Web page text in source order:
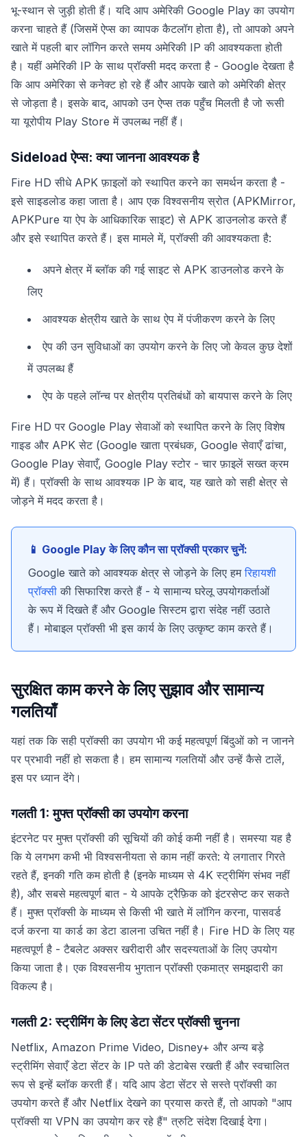
भू-स्थान से जुड़ी होती हैं। यदि आप अमेरिकी Google Play का उपयोग
करना चाहते हैं (जिसमें ऐप्स का व्यापक कैटलॉग होता है), तो आपको अपने
खाते में पहली बार लॉगिन करते समय अमेरिकी IP की आवश्यकता होती
है। यहीं अमेरिकी IP के साथ प्रॉक्सी मदद करता है - Google देखता है
कि आप अमेरिका से कनेक्ट हो रहे हैं और आपके खाते को अमेरिकी क्षेत्र
से जोड़ता है। इसके बाद, आपको उन ऐप्स तक पहुँच मिलती है जो रूसी
या यूरोपीय Play Store में उपलब्ध नहीं हैं।
Sideload ऐप्स: क्या जानना आवश्यक है
Fire HD सीधे APK फ़ाइलों को स्थापित करने का समर्थन करता है -
इसे साइडलोड कहा जाता है। आप एक विश्वसनीय स्रोत (APKMirror,
APKPure या ऐप के आधिकारिक साइट) से APK डाउनलोड करते हैं
और इसे स्थापित करते हैं। इस मामले में, प्रॉक्सी की आवश्यकता है:
अपने क्षेत्र में ब्लॉक की गई साइट से APK डाउनलोड करने के
लिए
आवश्यक क्षेत्रीय खाते के साथ ऐप में पंजीकरण करने के लिए
ऐप की उन सुविधाओं का उपयोग करने के लिए जो केवल कुछ देशों
में उपलब्ध हैं
ऐप के पहले लॉन्च पर क्षेत्रीय प्रतिबंधों को बायपास करने के लिए
Fire HD पर Google Play सेवाओं को स्थापित करने के लिए विशेष
गाइड और APK सेट (Google खाता प्रबंधक, Google सेवाएँ ढांचा,
Google Play सेवाएँ, Google Play स्टोर - चार फ़ाइलें सख्त क्रम
में) हैं। प्रॉक्सी के साथ आवश्यक IP के बाद, यह खाते को सही क्षेत्र से
जोड़ने में मदद करता है।
📱 Google Play के लिए कौन सा प्रॉक्सी प्रकार चुनें:
Google खाते को आवश्यक क्षेत्र से जोड़ने के लिए हमरिहायशी
प्रॉक्सी की सिफारिश करते हैं - ये सामान्य घरेलू उपयोगकर्ताओं
के रूप में दिखते हैं और Google सिस्टम द्वारा संदेह नहीं उठाते
हैं। मोबाइल प्रॉक्सी भी इस कार्य के लिए उत्कृष्ट काम करते हैं।
सुरक्षित काम करने के लिए सुझाव और सामान्य
गलतियाँ
यहां तक कि सही प्रॉक्सी का उपयोग भी कई महत्वपूर्ण बिंदुओं को न जानने
पर प्रभावी नहीं हो सकता है। हम सामान्य गलतियों और उन्हें कैसे टालें,
इस पर ध्यान देंगे।
गलती 1: मुफ्त प्रॉक्सी का उपयोग करना
इंटरनेट पर मुफ्त प्रॉक्सी की सूचियों की कोई कमी नहीं है। समस्या यह है
कि ये लगभग कभी भी विश्वसनीयता से काम नहीं करते: ये लगातार गिरते
रहते हैं, इनकी गति कम होती है (इनके माध्यम से 4K स्ट्रीमिंग संभव नहीं
है), और सबसे महत्वपूर्ण बात - ये आपके ट्रैफ़िक को इंटरसेप्ट कर सकते
हैं। मुफ्त प्रॉक्सी के माध्यम से किसी भी खाते में लॉगिन करना, पासवर्ड
दर्ज करना या कार्ड का डेटा डालना उचित नहीं है। Fire HD के लिए यह
महत्वपूर्ण है - टैबलेट अक्सर खरीदारी और सदस्यताओं के लिए उपयोग
किया जाता है। एक विश्वसनीय भुगतान प्रॉक्सी एकमात्र समझदारी का
विकल्प है।
गलती 2: स्ट्रीमिंग के लिए डेटा सेंटर प्रॉक्सी चुनना
Netflix, Amazon Prime Video, Disney+ और अन्य बड़े
स्ट्रीमिंग सेवाएँ डेटा सेंटर के IP पते की डेटाबेस रखती हैं और स्वचालित
रूप से इन्हें ब्लॉक करती हैं। यदि आप डेटा सेंटर से सस्ते प्रॉक्सी का
उपयोग करते हैं और Netflix देखने का प्रयास करते हैं, तो आपको "आप
प्रॉक्सी या VPN का उपयोग कर रहे हैं" त्रुटि संदेश दिखाई देगा।